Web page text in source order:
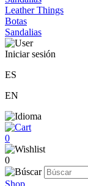
Leather Things
Botas
Sandalias
Iniciar sesión
ES
EN
0
0
Shop